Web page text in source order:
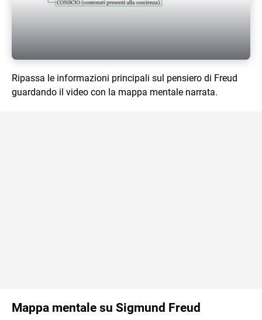
Play Video
Ripassa le informazioni principali sul pensiero di Freud
guardando il video con la mappa mentale narrata.
Mappa mentale su Sigmund Freud